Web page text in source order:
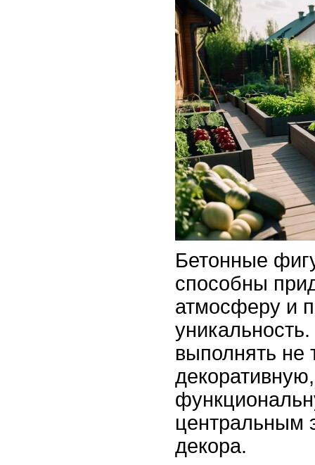
Бетонные
способны
атмосферу и
выполнять не
центральным
декора.